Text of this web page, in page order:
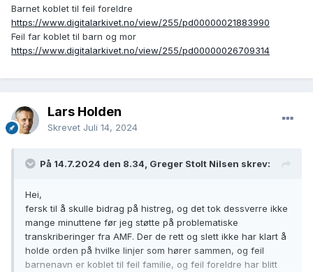
Barnet koblet til feil foreldre
https://www.digitalarkivet.no/view/255/pd00000021883990
Feil far koblet til barn og mor
https://www.digitalarkivet.no/view/255/pd00000026709314
Lars Holden
Skrevet Juli 14, 2024
På 14.7.2024 den 8.34, Greger Stolt Nilsen skrev:
Hei,
fersk til å skulle bidrag på histreg, og det tok dessverre ikke
mange minuttene før jeg støtte på problematiske
transkriberinger fra AMF. Der de rett og slett ikke har klart å
holde orden på hvilke linjer som hører sammen, og feil
barnenavn er koblet til feil familie, og feil foreldre har blitt